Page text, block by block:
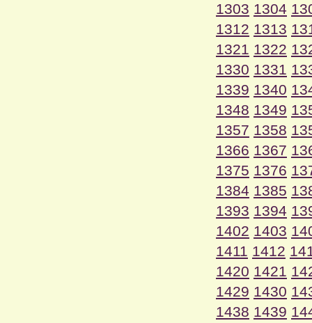
1303 1304
1312 1313
1321 1322
1330 1331
1339 1340
1348 1349
1357 1358
1366 1367
1375 1376
1384 1385
1393 1394
1402 1403
1411 1412
1420 1421
1429 1430
1438 1439